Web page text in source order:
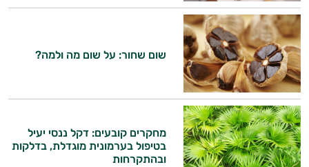
שום שחור: על שום מה ולמה?
מחקרים קובעים: דקל ננסי יעיל
בטיפול בערמונית מוגדלת, בדלקות
ובהתקרחות